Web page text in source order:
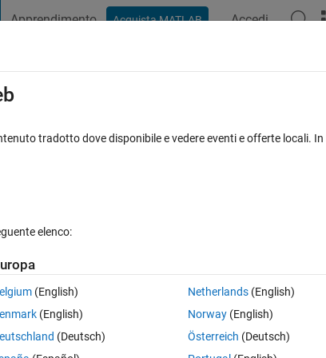
Apprendimento Acquista MATLAB Accedi
a .mat file for machine learning.
0
jpg type?
for machine learning
tradotto dove disponibile e vedere eventi e offerte locali.
elenco:
(English)
(English)
(Deutsch)
Netherlands(English)
Norway(English)
Österreich (Deutsch)